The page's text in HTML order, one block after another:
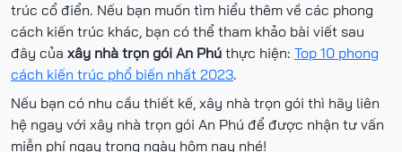
trúc cổ điển. Nếu bạn muốn tìm hiểu thêm về các phong
cách kiến trúc khác, bạn có thể tham khảo bài viết sau
đây của xây nhà trọn gói An Phú thực hiện: Top 10 phong
cách kiến trúc phổ biến nhất 2023.
Nếu bạn có nhu cầu thiết kế, xây nhà trọn gói thì hãy liên
hệ ngay với xây nhà trọn gói An Phú để được nhận tư vấn
miễn phí ngay trong ngày hôm nay nhé!